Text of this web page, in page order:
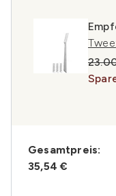
Gesamtpreis:
35,54 €